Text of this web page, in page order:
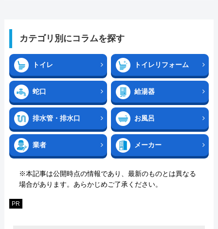
カテゴリ別にコラムを探す
トイレ トイレリフォーム
蛇口 給湯器
排水管・排水口 お風呂
業者 メーカー
※本記事は公開時点の情報であり、最新のものとは異なる
場合があります。あらかじめご了承ください。
PR